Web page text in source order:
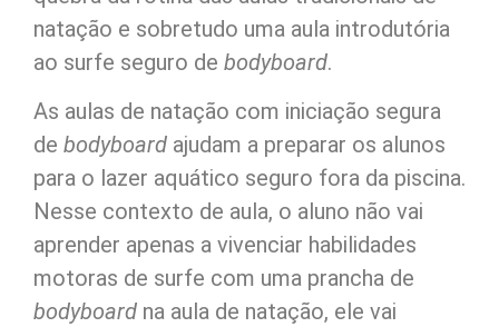
natação e sobretudo uma aula introdutória
ao surfe seguro de bodyboard.
As aulas de natação com iniciação segura
de bodyboard ajudam a preparar os alunos
para o lazer aquático seguro fora da piscina.
Nesse contexto de aula, o aluno não vai
aprender apenas a vivenciar habilidades
motoras de surfe com uma prancha de
bodyboard na aula de natação, ele vai